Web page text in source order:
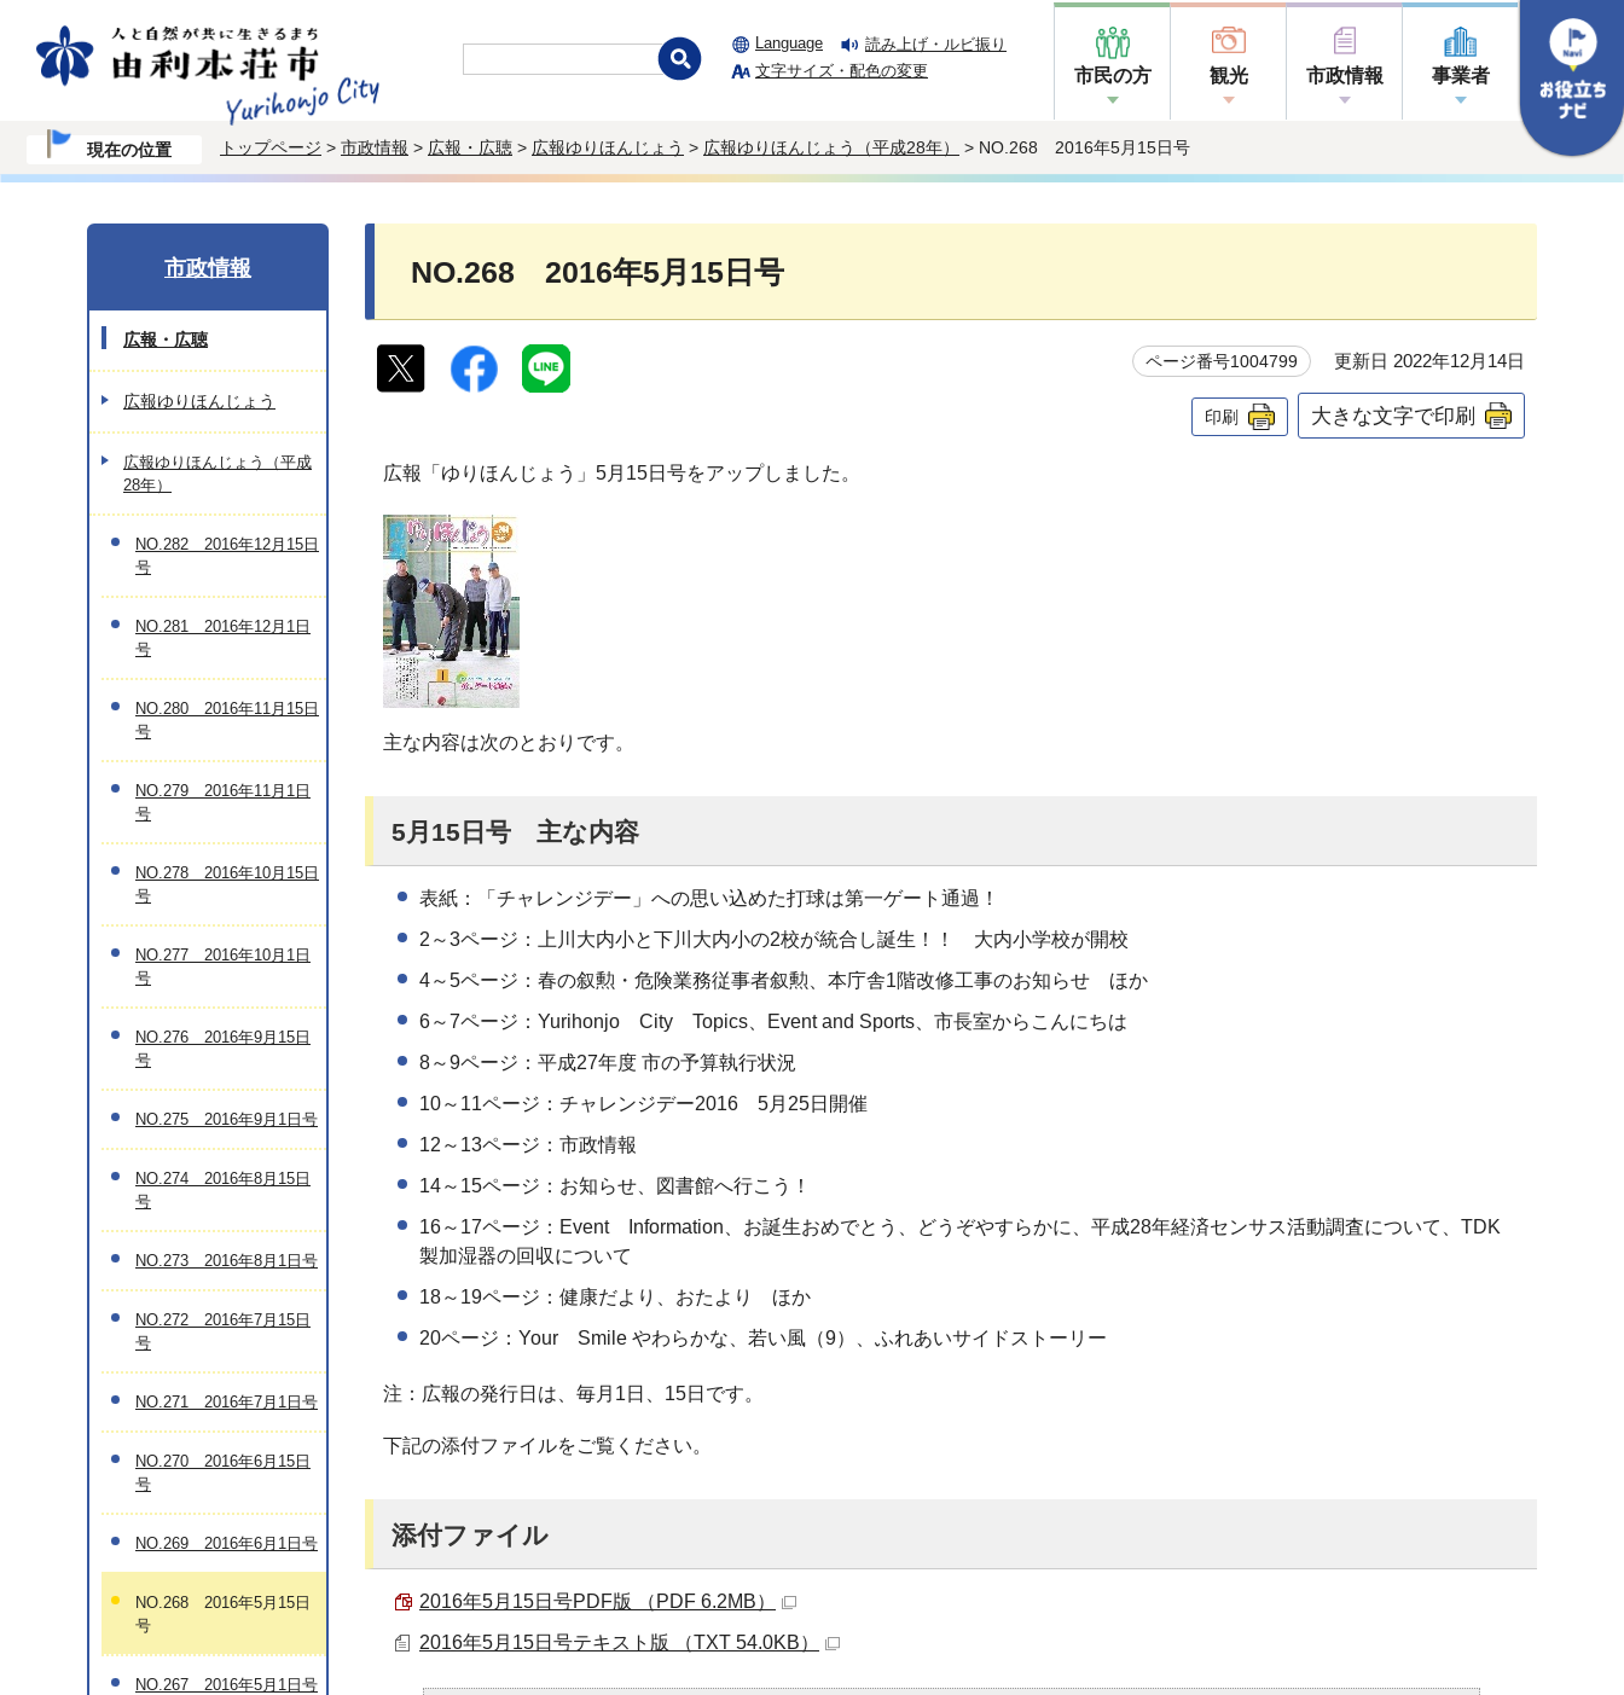
Language
読み上げ・ルビ振り
文字サイズ・配色の変更
市民の方 観光 市政情報 事業者
現在の位置 トップページ > 市政情報 > 広報・広聴 > 広報ゆりほんじょう > 広報ゆりほんじょう（平成28年） > NO.268 2016年5月15日号
NO.268 2016年5月15日号
ページ番号1004799 更新日 2022年12月14日
印刷 大きな文字で印刷
広報「ゆりほんじょう」5月15日号をアップしました。
主な内容は次のとおりです。
5月15日号 主な内容
表紙：「チャレンジデー」への思い込めた打球は第一ゲート通過！
2～3ページ：上川大内小と下川大内小の2校が統合し誕生！！ 大内小学校が開校
4～5ページ：春の叙勲・危険業務従事者叙勲、本庁舎1階改修工事のお知らせ ほか
6～7ページ：Yurihonjo City Topics、Event and Sports、市長室からこんにちは
8～9ページ：平成27年度 市の予算執行状況
10～11ページ：チャレンジデー2016 5月25日開催
12～13ページ：市政情報
14～15ページ：お知らせ、図書館へ行こう！
16～17ページ：Event Information、お誕生おめでとう、どうぞやすらかに、平成28年経済センサス活動調査について、TDK
製加湿器の回収について
18～19ページ：健康だより、おたより ほか
20ページ：Your Smile やわらかな、若い風（9）、ふれあいサイドストーリー
注：広報の発行日は、毎月1日、15日です。
下記の添付ファイルをご覧ください。
添付ファイル
2016年5月15日号PDF版 （PDF 6.2MB）
2016年5月15日号テキスト版 （TXT 54.0KB）
市政情報
広報・広聴
広報ゆりほんじょう
広報ゆりほんじょう（平成
28年）
NO.282 2016年12月15日
号
NO.281 2016年12月1日
号
NO.280 2016年11月15日
号
NO.279 2016年11月1日
号
NO.278 2016年10月15日
号
NO.277 2016年10月1日
号
NO.276 2016年9月15日
号
NO.275 2016年9月1日号
NO.274 2016年8月15日
号
NO.273 2016年8月1日号
NO.272 2016年7月15日
号
NO.271 2016年7月1日号
NO.270 2016年6月15日
号
NO.269 2016年6月1日号
NO.268 2016年5月15日
号
NO.267 2016年5月1日号